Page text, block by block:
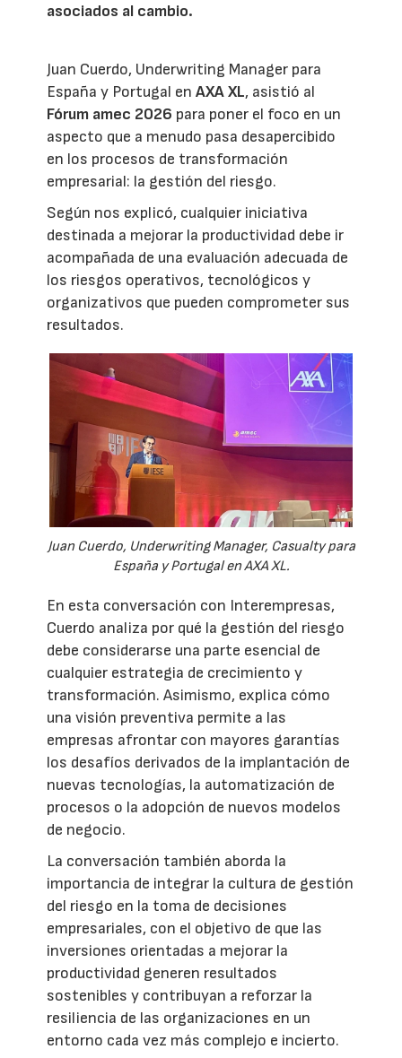
asociados al cambio.
Juan Cuerdo, Underwriting Manager para
España y Portugal enAXA XL, asistió al
Fórum amec 2026 para poner el foco en un
aspecto que a menudo pasa desapercibido
en los procesos de transformación
empresarial: la gestión del riesgo.
Según nos explicó, cualquier iniciativa
destinada a mejorar la productividad debe ir
acompañada de una evaluación adecuada de
los riesgos operativos, tecnológicos y
organizativos que pueden comprometer sus
resultados.
Juan Cuerdo, Underwriting Manager, Casualty para
España y Portugal en AXA XL.
En esta conversación con Interempresas,
Cuerdo analiza por qué la gestión del riesgo
debe considerarse una parte esencial de
cualquier estrategia de crecimiento y
transformación. Asimismo, explica cómo
una visión preventiva permite a las
empresas afrontar con mayores garantías
los desafíos derivados de la implantación de
nuevas tecnologías, la automatización de
procesos o la adopción de nuevos modelos
de negocio.
La conversación también aborda la
importancia de integrar la cultura de gestión
del riesgo en la toma de decisiones
empresariales, con el objetivo de que las
inversiones orientadas a mejorar la
productividad generen resultados
sostenibles y contribuyan a reforzar la
resiliencia de las organizaciones en un
entorno cada vez más complejo e incierto.